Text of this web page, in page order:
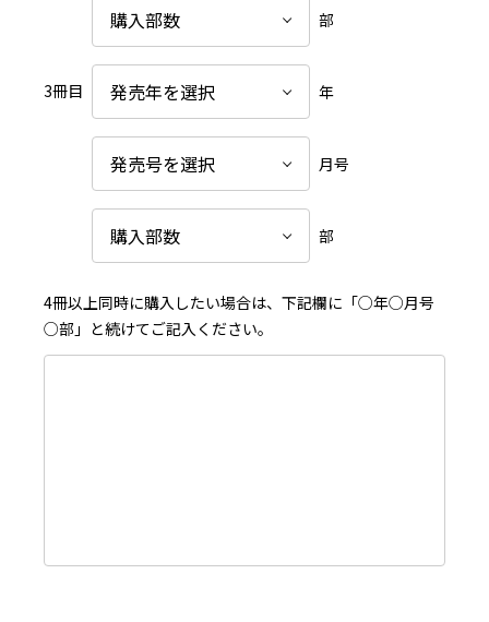
部
3冊目 年
月号
部
4冊以上同時に購入したい場合は、下記欄に「○年○月号
○部」と続けてご記入ください。